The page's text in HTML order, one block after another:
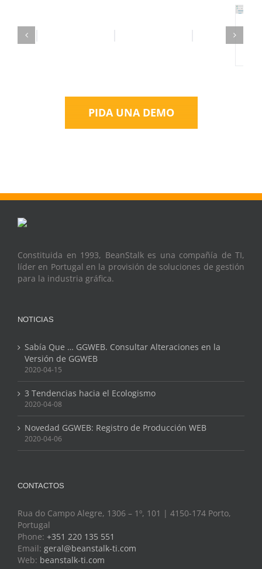
PIDA UNA DEMO
Constituida en 1993, BeanStalk es una compañía de TI,
líder en Portugal en la provisión de soluciones de gestión
para la industria gráfica.
NOTICIAS
Sabía Que … GGWEB. Consultar Alteraciones en la
Versión de GGWEB
2020-04-15
3 Tendencias hacia el Ecologismo
2020-04-08
Novedad GGWEB: Registro de Producción WEB
2020-04-06
CONTACTOS
Rua do Campo Alegre, 1306 – 1º, 101 | 4150-174 Porto,
Portugal
Phone: +351 220 135 551
Email: geral@beanstalk-ti.com
Web: beanstalk-ti.com